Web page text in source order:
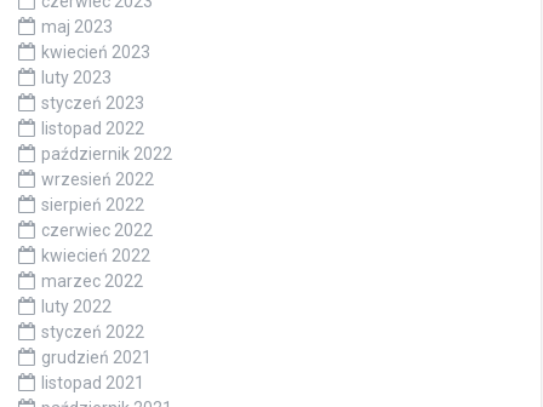
maj 2023
kwiecień 2023
luty 2023
styczeń 2023
listopad 2022
październik 2022
wrzesień 2022
sierpień 2022
czerwiec 2022
kwiecień 2022
marzec 2022
luty 2022
styczeń 2022
grudzień 2021
listopad 2021